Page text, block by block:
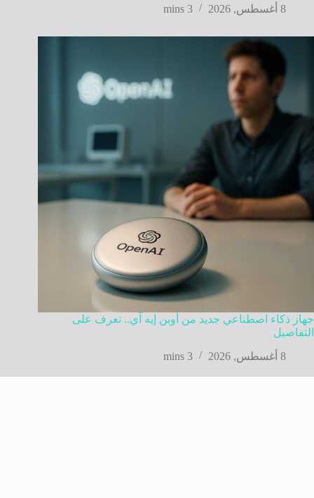
8 أغسطس, 2026
3 mins
جهاز ذكاء اصطناعي جديد من أوبن إيه آي.. تعرف على
التفاصيل
8 أغسطس, 2026
3 mins